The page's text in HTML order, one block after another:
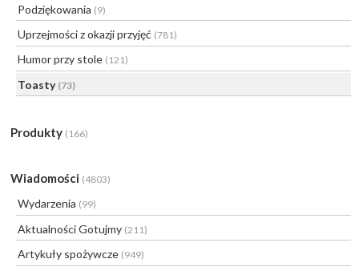
Podziękowania (9)
Uprzejmości z okazji przyjęć (781)
Humor przy stole (121)
Toasty (73)
Produkty (166)
Wiadomości (4803)
Wydarzenia (99)
Aktualności Gotujmy (211)
Artykuły spożywcze (949)